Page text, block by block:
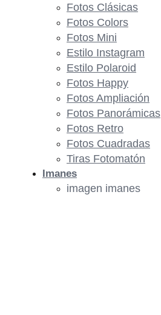
Fotos Clásicas
Fotos Colors
Fotos Mini
Estilo Instagram
Estilo Polaroid
Fotos Happy
Fotos Ampliación
Fotos Panorámicas
Fotos Retro
Fotos Cuadradas
Tiras Fotomatón
Imanes
imagen imanes